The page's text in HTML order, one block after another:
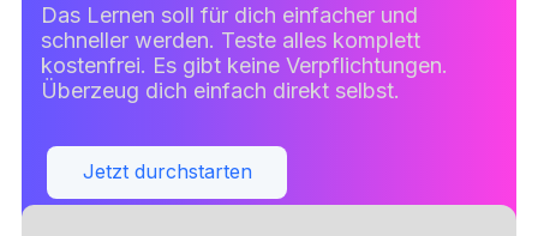
Das Lernen soll für dich einfacher und
schneller werden. Teste alles komplett
kostenfrei. Es gibt keine Verpflichtungen.
Überzeug dich einfach direkt selbst.
Jetzt durchstarten